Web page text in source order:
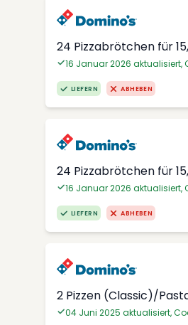
24 Pizzabrötchen für
16 Januar 2026 aktualisiert,
LIEFERN ABHEBEN
24 Pizzabrötchen für
16 Januar 2026 aktualisiert,
LIEFERN ABHEBEN
2 Pizzen (Classic)/
04 Juni 2025 aktualisiert,